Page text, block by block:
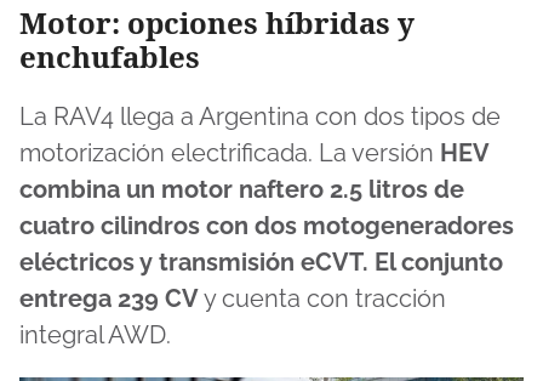
Motor: opciones híbridas y
enchufables
La RAV4 llega a Argentina con dos tipos de
motorización electrificada. La versión HEV
combina un motor naftero 2.5 litros de
cuatro cilindros con dos motogeneradores
eléctricos y transmisión eCVT. El conjunto
entrega 239 CVy cuenta con tracción
integral AWD.